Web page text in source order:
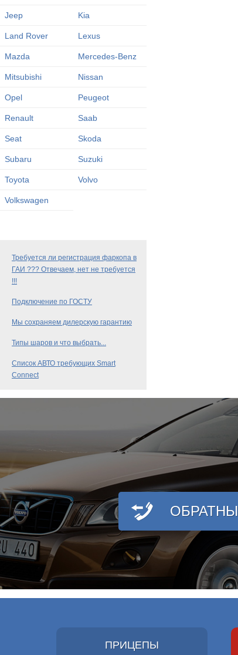
Jeep Kia
Land Rover Lexus
Mazda Mercedes-Benz
Mitsubishi Nissan
Opel Peugeot
Renault Saab
Seat Skoda
Subaru Suzuki
Toyota Volvo
Volkswagen
Требуется ли регистрация фаркопа в
ГАИ ??? Отвечаем, нет не требуется
!!!
Подключение по ГОСТУ
Мы сохраняем дилерскую гарантию
Типы шаров и что выбрать...
Список АВТО требующих Smart
Connect
ПРИЦЕПЫ